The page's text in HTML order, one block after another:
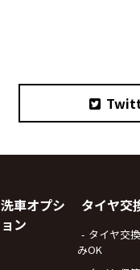
洗車オプシ
ョン
タイヤ交
タイヤ交
みOK